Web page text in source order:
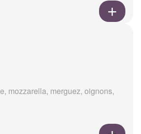
mozzarella, merguez, oignons,